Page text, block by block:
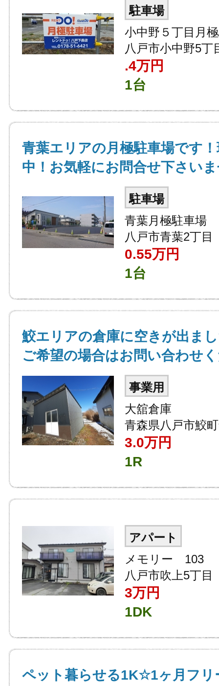
駐車場
小中野５丁目月
八戸市小中野5丁
.4万円
1台
青葉エリアの月極駐車場です
中！お気軽にお問合せ下さい
駐車場
青葉月極駐車場
八戸市青葉2丁目
0.55万円
1台
鮫エリアの倉庫に空きが出ま
ご希望の場合はお問い合わせ
事業用
大舘倉庫
青森県八戸市鮫
3.0万円
1R
アパート
メモリー 103
八戸市吹上5丁目
3万円
1DK
ペット暮らせる1K☆1ヶ月フリ